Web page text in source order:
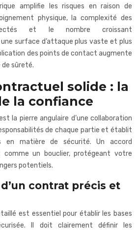
amplifie les risques en raison de
physique, la complexité des
et le nombre croissant
surface d’attaque plus vaste et plus
des points de contact augmente
de sûreté.
solide : la
la confiance
la pierre angulaire d’une collaboration
de chaque partie et établit
en matière de sécurité. Un accord
un bouclier, protégeant votre
potentiels.
contrat précis et
est essentiel pour établir les bases
Il doit clairement définir les